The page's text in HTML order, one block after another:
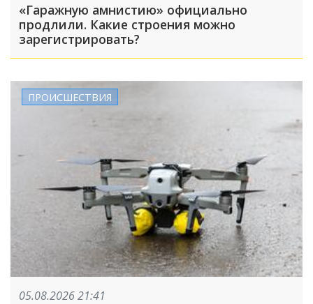
«Гаражную амнистию» официально
продлили. Какие строения можно
зарегистрировать?
ПРОИСШЕСТВИЯ
05.08.2026 21:41